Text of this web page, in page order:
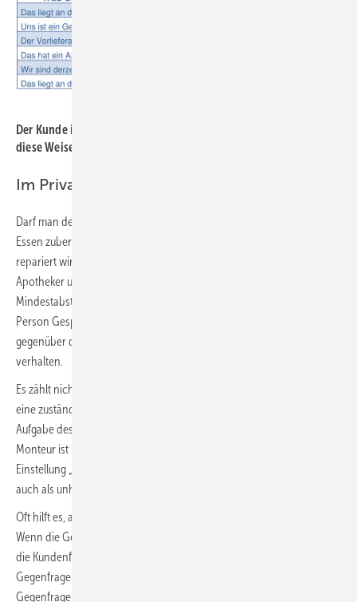
Der Kunde interpretiert und was gesprochen wird, bekommt auf
diese Weise schnell eine andere Bedeutung
Im Privatleben wie im Beruf
Darf man denn im Restaurant in die Küche, um zu sehen, wie das
Essen zubereitet wird? Darf man in die Kfz-Werkstatt, wenn der Wagen
repariert wird? Es gibt eine Diskretionslinie in der Bank, beim
Apotheker und beim Arzt. Die Diskretionszone hat einen
Mindestabstand von ca. 100 cm und verhindert, dass eine wartende
Person Gespräche mithört. So oder so ähnlich sollte man sich auch
gegenüber dem Kundenwunsch nach umfassender Auskunft
verhalten.
Es zählt nicht zur Unehrlichkeit, wenn man einer Frage ausweicht und
eine zuständige Person für die Antwort nennt. Schließlich ist es nicht
Aufgabe des Mitarbeiters, dem Kunden Auskünfte zu geben. Der
Monteur ist in erster Linie für die Montage vor Ort. Die innere
Einstellung „Das geht dich, lieber Kunde, nichts an“ kann natürlich
auch als unhöflich empfunden werden.
Oft hilft es, auf neugierige Fragen mit einer Gegenfrage zu antworten.
Wenn die Gegenfrage begründet wird, wirkt sie nicht unhöflich. Auf
die Kundenfrage „Warum ist das so ,teuer‘?“ kann man eine
Gegenfrage stellen: „Was meinen Sie mit ,teuer‘?“ Damit die
Gegenfrage nicht so schroff wirkt, kann man die Kundenfrage